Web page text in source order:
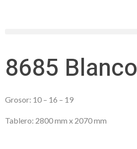
8685 Blanco
Grosor: 10 – 16 – 19
Tablero: 2800 mm x 2070 mm